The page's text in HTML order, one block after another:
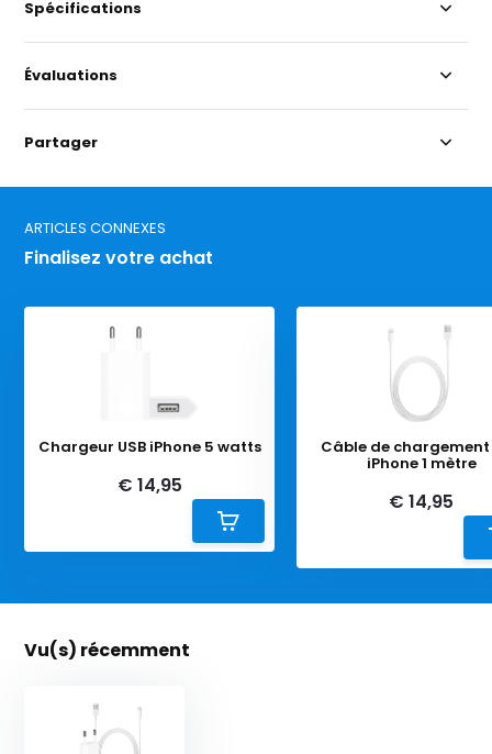
Spécifications
Évaluations
Partager
ARTICLES CONNEXES
Finalisez votre achat
Chargeur USB iPhone 5 watts
€ 14,95
Câble de chargement
iPhone 1 mètre
€ 14,95
Vu(s) récemment